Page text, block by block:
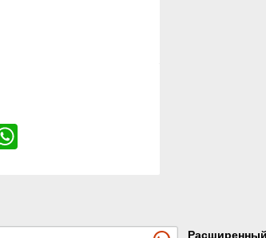
WhatsApp
Расширенный